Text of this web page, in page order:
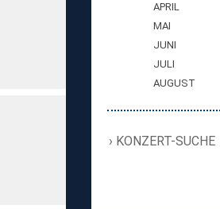
APRIL
MAI
JUNI
JULI
AUGUST
KONZERT-SUCHE